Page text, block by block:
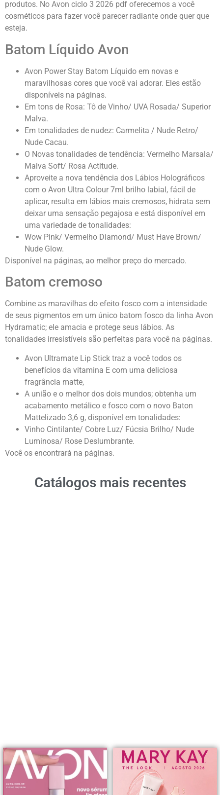
produtos. No Avon ciclo 3 2026 pdf oferecemos a você
cosméticos para fazer você parecer radiante onde quer que
esteja.
Batom Líquido Avon
Avon Power Stay Batom Líquido em novas e
maravilhosas cores que você vai adorar. Eles estão
disponíveis na páginas.
Em tons de Rosa: Tô de Vinho/ UVA Rosada/ Superior
Malva.
Em tonalidades de nudez: Carmelita / Nude Retro/
Nude Cacau.
O Novas tonalidades de tendência: Vermelho Marsala/
Malva Soft/ Rosa Actitude.
Aproveite a nova tendência dos Lábios Holográficos
com o Avon Ultra Colour 7ml brilho labial, fácil de
aplicar, resulta em lábios mais cremosos, hidrata sem
deixar uma sensação pegajosa e está disponível em
uma variedade de tonalidades:
Wow Pink/ Vermelho Diamond/ Must Have Brown/
Nude Glow.
Disponível na páginas, ao melhor preço do mercado.
Batom cremoso
Combine as maravilhas do efeito fosco com a intensidade
de seus pigmentos em um único batom fosco da linha Avon
Hydramatic; ele amacia e protege seus lábios. As
tonalidades irresistíveis são perfeitas para você na páginas.
Avon Ultramate Lip Stick traz a você todos os
benefícios da vitamina E com uma deliciosa
fragrância matte,
A união e o melhor dos dois mundos; obtenha um
acabamento metálico e fosco com o novo Baton
Mattelizado 3,6 g, disponível em tonalidades:
Vinho Cintilante/ Cobre Luz/ Fúcsia Brilho/ Nude
Luminosa/ Rose Deslumbrante.
Você os encontrará na páginas.
Catálogos mais recentes